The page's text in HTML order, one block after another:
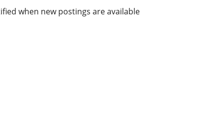
when new postings are available